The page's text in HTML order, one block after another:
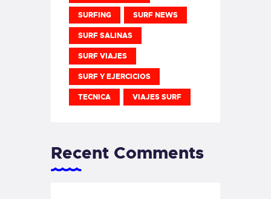
SURFING SURF NEWS
SURF SALINAS
SURF VIAJES
SURF Y EJERCICIOS
TECNICA VIAJES SURF
Recent Comments